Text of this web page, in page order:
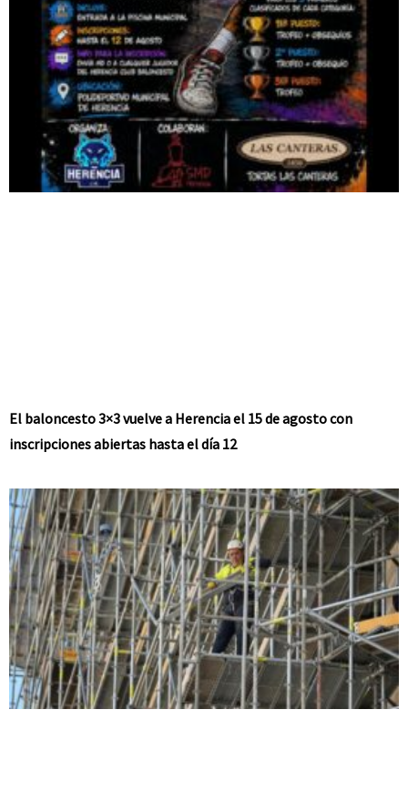
El baloncesto 3×3 vuelve a Herencia el 15 de agosto con
inscripciones abiertas hasta el día 12